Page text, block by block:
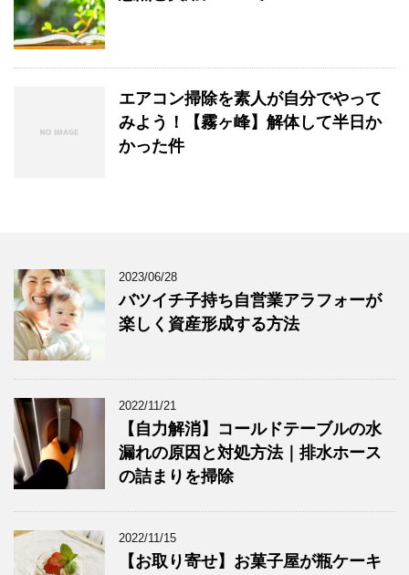
エアコン掃除を素人が自分でやって
みよう！【霧ヶ峰】解体して半日か
かった件
2023/06/28
バツイチ子持ち自営業アラフォーが
楽しく資産形成する方法
2022/11/21
【自力解消】コールドテーブルの水
漏れの原因と対処方法｜排水ホース
の詰まりを掃除
2022/11/15
【お取り寄せ】お菓子屋が瓶ケーキ